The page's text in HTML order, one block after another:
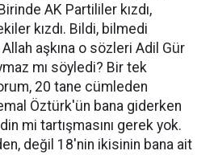
AK Partililer kızdı,
kızdı. Bildi, bilmedi
aşkına o sözleri Adil Gür
mı söyledi? Bir tek
20 tane cümleden
Öztürk'ün bana giderken
mi tartışmasını gerek yok.
değil 18'nin ikisinin bana ait